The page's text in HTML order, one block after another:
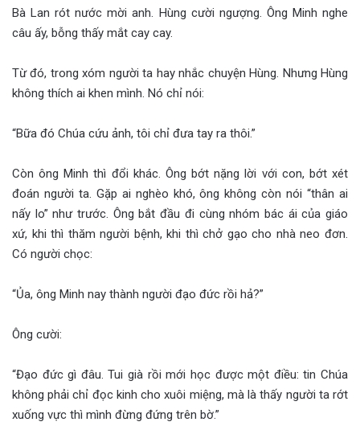
Bà Lan rót nước mời anh. Hùng cười ngượng. Ông Minh nghe
câu ấy, bỗng thấy mắt cay cay.
Từ đó, trong xóm người ta hay nhắc chuyện Hùng. Nhưng Hùng
không thích ai khen mình. Nó chỉ nói:
“Bữa đó Chúa cứu ảnh, tôi chỉ đưa tay ra thôi.”
Còn ông Minh thì đổi khác. Ông bớt nặng lời với con, bớt xét
đoán người ta. Gặp ai nghèo khó, ông không còn nói “thân ai
nấy lo” như trước. Ông bắt đầu đi cùng nhóm bác ái của giáo
xứ, khi thì thăm người bệnh, khi thì chở gạo cho nhà neo đơn.
Có người chọc:
“Ủa, ông Minh nay thành người đạo đức rồi hả?”
Ông cười:
“Đạo đức gì đâu. Tui già rồi mới học được một điều: tin Chúa
không phải chỉ đọc kinh cho xuôi miệng, mà là thấy người ta rớt
xuống vực thì mình đừng đứng trên bờ.”